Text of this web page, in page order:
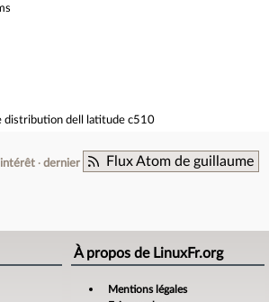
distribution dell latitude c510
Flux Atom de guillaume
intérêt
dernier
À propos de LinuxFr.org
Mentions légales